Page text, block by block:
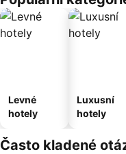
Levné
hotely
Luxusní
hotely
Často kladené